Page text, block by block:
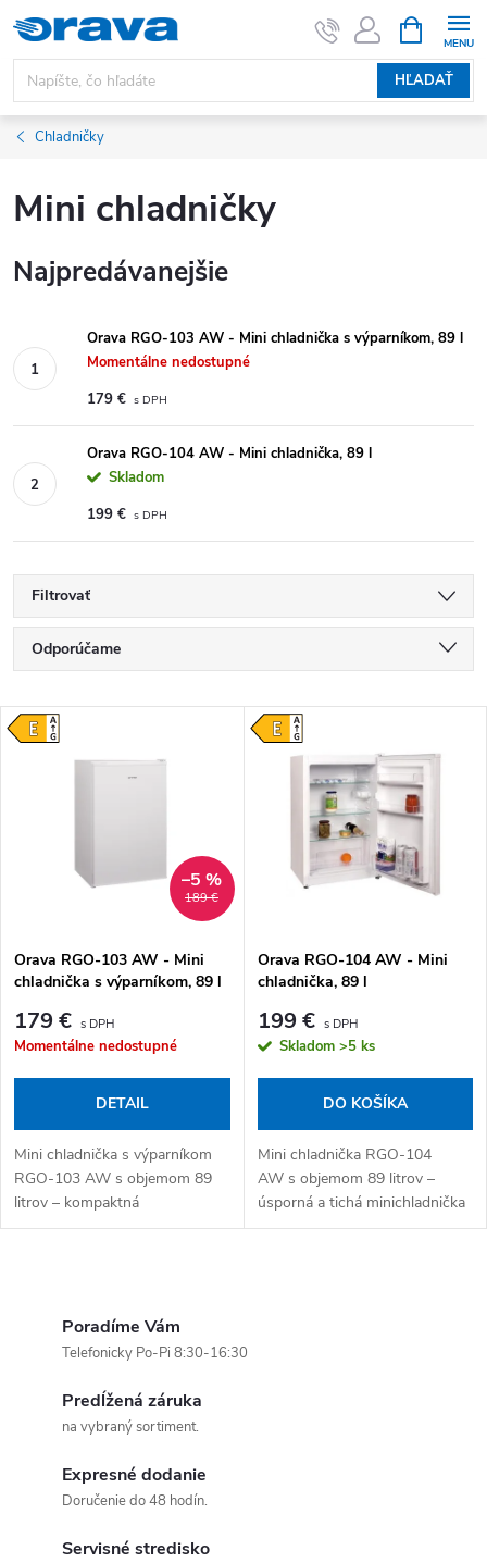
Prejsť na obsah
HĽADAŤ
Chladničky
Mini chladničky
Najpredávanejšie
Orava RGO-103 AW - Mini chladnička s výparníkom, 89 l
Momentálne nedostupné
179 €
Orava RGO-104 AW - Mini chladnička, 89 l
Skladom
199 €
Filtrovať
Radenie produktov
Odporúčame
Najdrahšie
Najpredávanejšie
Výpis produktov
189 €
–5 %
Orava RGO-103 AW - Mini
chladnička s výparníkom, 89 l
179 €
Momentálne nedostupné
DETAIL
Mini chladnička s výparníkom
RGO-103 AW s objemom 89
litrov – kompaktná
minichladnička s mraziacou
Orava RGO-104 AW - Mini
chladnička, 89 l
199 €
Skladom >5 ks
DO KOŠÍKA
Mini chladnička RGO-104
AW s objemom 89 litrov –
úsporná a tichá minichladnička
pre menší byt, kanceláriu alebo
Poradíme Vám
Telefonicky Po-Pi 8:30-16:30
Predĺžená záruka
na vybraný sortiment.
Expresné dodanie
Doručenie do 48 hodín.
Servisné stredisko